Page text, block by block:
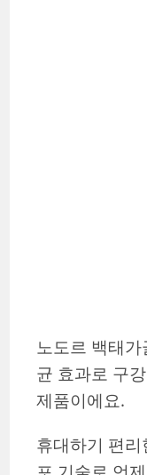
노도르 백태
균 효과로 구
제품이에요.
휴대하기 편